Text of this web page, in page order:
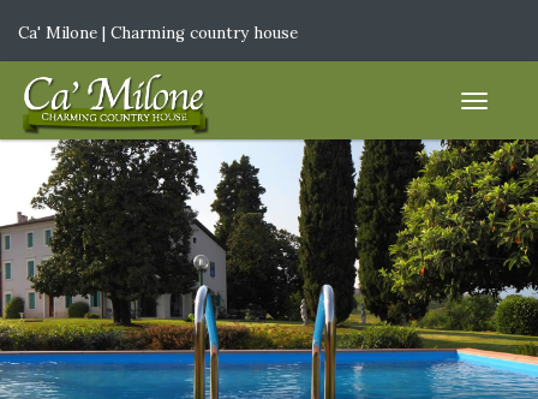
Ca' Milone | Charming country house